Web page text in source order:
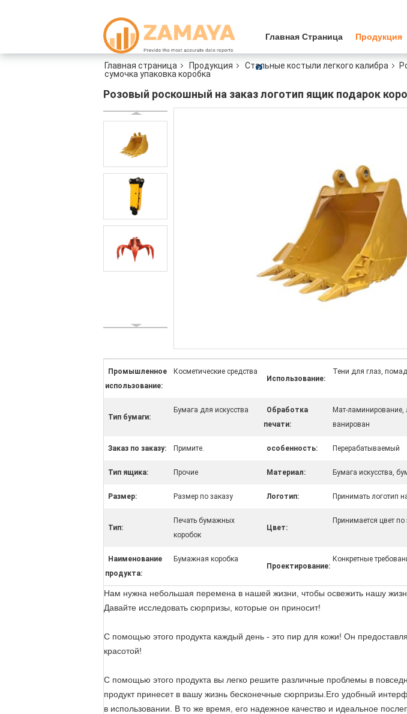
Главная Страница Продукция
Главная страница Продукция Стальные костыли легкого калибра
сумочка упаковка коробка
Розовый роскошный на заказ логотип ящик подарок
Промышленное
использование:
Косметические средства
Использование:
Тени для глаз,
Тип бумаги:
Бумага для искусства
Обработка
печати:
Мат-ламинирование,
ванирован
Заказ по заказу: Примите. особенность: Перерабатываемый
Тип ящика: Прочие Материал: Бумага искусства,
Размер: Размер по заказу Логотип: Принимать логотип
Тип:
Печать бумажных
коробок
Цвет:
Принимается цвет по
Наименование
продукта:
Бумажная коробка
Проектирование:
Конкретные
Нам нужна небольшая перемена в нашей жизни, чтобы освежить нашу
Давайте исследовать сюрпризы, которые он приносит!
С помощью этого продукта каждый день - это пир для кожи! Он
красотой!
С помощью этого продукта вы легко решите различные проблемы в
продукт принесет в вашу жизнь бесконечные сюрпризы.Его удобный
в использовании. В то же время, его надежное качество и идеальное